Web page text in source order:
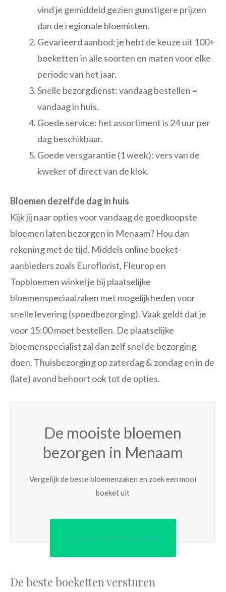
vind je gemiddeld gezien gunstigere prijzen
dan de regionale bloemisten.
Gevarieerd aanbod: je hebt de keuze uit 100+
boeketten in alle soorten en maten voor elke
periode van het jaar.
Snelle bezorgdienst: vandaag bestellen =
vandaag in huis.
Goede service: het assortiment is 24 uur per
dag beschikbaar.
Goede versgarantie (1 week): vers van de
kweker of direct van de klok.
Bloemen dezelfde dag in huis
Kijk jij naar opties voor vandaag de goedkoopste
bloemen laten bezorgen in Menaam? Hou dan
rekening met de tijd. Middels online boeket-
aanbieders zoals Euroflorist, Fleurop en
Topbloemen winkel je bij plaatselijke
bloemenspeciaalzaken met mogelijkheden voor
snelle levering (spoedbezorging). Vaak geldt dat je
voor 15:00 moet bestellen. De plaatselijke
bloemenspecialist zal dan zelf snel de bezorging
doen. Thuisbezorging op zaterdag & zondag en in de
(late) avond behoort ook tot de opties.
De mooiste bloemen
bezorgen in Menaam
Vergelijk de beste bloemenzaken en zoek een mooi
boeket uit
Ga door met bestellen
De beste boeketten versturen